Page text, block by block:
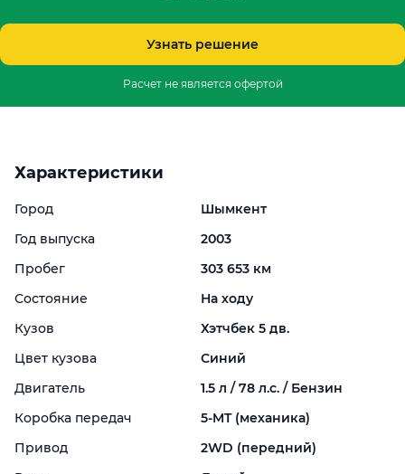
Узнать решение
Расчет не является офертой
Характеристики
Город
Шымкент
Год выпуска
2003
Пробег
303 653 км
Состояние
На ходу
Кузов
Хэтчбек 5 дв.
Цвет кузова
Синий
Двигатель
1.5 л / 78 л.с. / Бензин
Коробка передач
5-MT (механика)
Привод
2WD (передний)